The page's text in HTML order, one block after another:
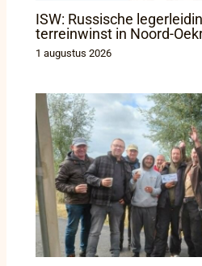
ISW: Russische
terreinwinst in Noord-
1 augustus 2026